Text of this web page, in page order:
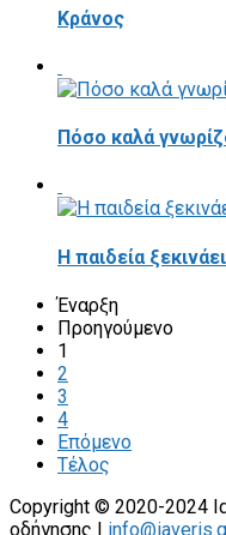
Κράνος
Πόσο καλά
Η παιδεία
Έναρξη
Προηγούμενο
1
2
3
4
Επόμενο
Τέλος
Copyright © 2020-2024
οδήγησης |